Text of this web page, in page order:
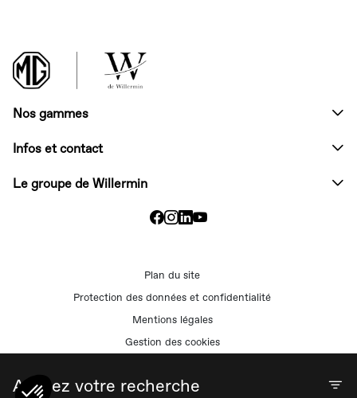
Affinez votre recherche
Nos gammes
Infos et contact
Le groupe de Willermin
Plan du site
Protection des données et confidentialité
Mentions légales
Gestion des cookies